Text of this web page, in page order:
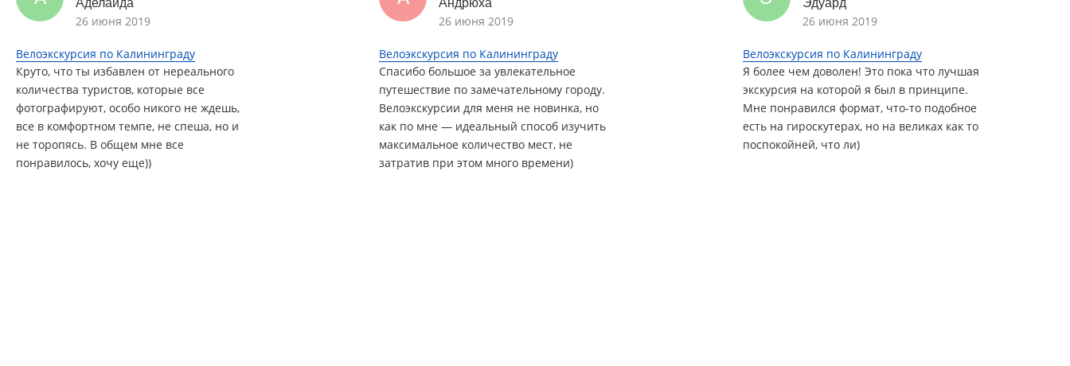
Аделаида
26 июня 2019
Велоэкскурсия по Калининграду
Круто, что ты избавлен от нереального
количества туристов, которые все
фотографируют, особо никого не ждешь,
все в комфортном темпе, не спеша, но и
не торопясь. В общем мне все
понравилось, хочу еще))
Андрюха
26 июня 2019
Велоэкскурсия по Калининграду
Спасибо большое за увлекательное
путешествие по замечательному городу.
Велоэкскурсии для меня не новинка, но
как по мне — идеальный способ изучить
максимальное количество мест, не
затратив при этом много времени)
Эдуард
26 июня 2019
Велоэкскурсия по Калининграду
Я более чем доволен! Это пока что лучшая
экскурсия на которой я был в принципе.
Мне понравился формат, что-то подобное
есть на гироскутерах, но на великах как то
поспокойней, что ли)